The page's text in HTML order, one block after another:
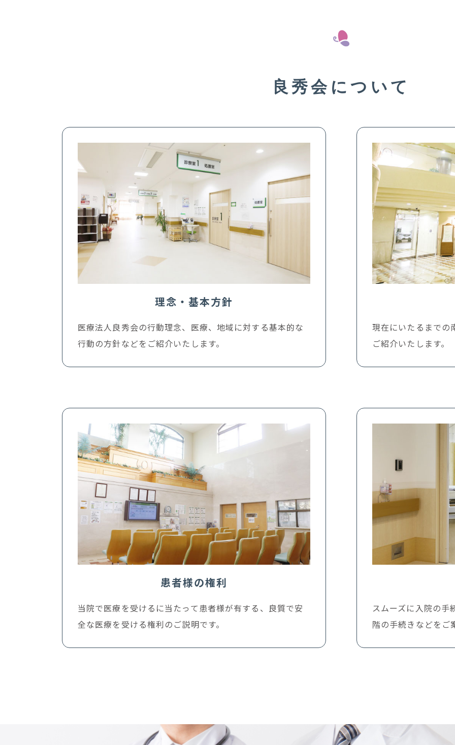
良秀会について
理念・基本方針
医療法人良秀会の行動理念、医療、地域に対する基本的な
行動の方針などをご紹介いたします。
現在にいたるまでの
ご紹介いたします。
患者様の権利
当院で医療を受けるに当たって患者様が有する、良質で安
全な医療を受ける権利のご説明です。
スムーズに入院の手
階の手続きなどをご